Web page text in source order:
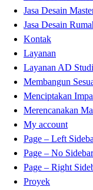
Jasa Desain
Jasa Desain
Kontak
Layanan
Layanan AD
Membangun
Menciptakan
Merencanakan
My account
Page – Left
Page – No Sidebar
Page – Right
Proyek